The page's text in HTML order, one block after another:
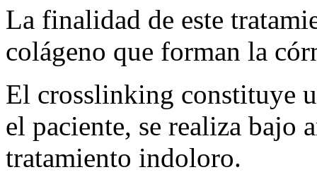
La finalidad de este
colágeno que forman la
El crosslinking constituye
el paciente, se realiza bajo
tratamiento indoloro.